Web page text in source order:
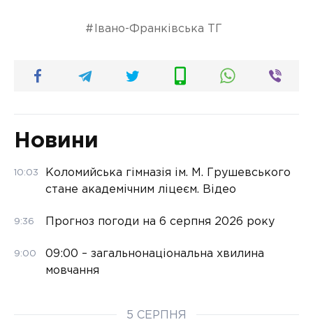
Івано-Франківська ТГ
Новини
10:03
Коломийська гімназія ім. М. Грушевського
стане академічним ліцеєм. Відео
9:36 Прогноз погоди на 6 серпня 2026 року
9:00
09:00 – загальнонаціональна хвилина
мовчання
5 СЕРПНЯ